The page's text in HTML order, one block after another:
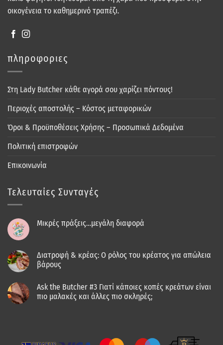
οικογένεια το καθημερινό τραπέζι.
πληροφοριες
Στη Lady Butcher κάθε αγορά σου χαρίζει πόντους!
Περιοχές αποστολής – Κόστος μεταφορικών
Όροι & Προϋποθέσεις Χρήσης – Προσωπικά Δεδομένα
Πολιτική επιστροφών
Επικοινωνία
Τελευταίες Συνταγές
Μικρές πράξεις…μεγάλη διαφορά
Διατροφή & κρέας: Ο ρόλος του κρέατος για απώλεια
βάρους
Ask the Butcher #3 Γιατί κάποιες κοπές κρεάτων είναι
πιο μαλακές και άλλες πιο σκληρές;